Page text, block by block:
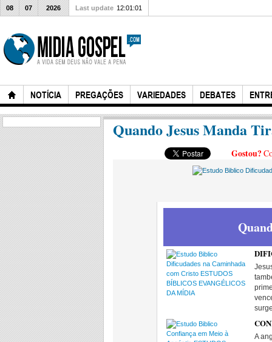
NOTÍCIA PREGAÇÕES VARIEDADES DEBATES
08 07 2026 Last update 12:01:01
Quando Jesus Manda
Gostou?
A